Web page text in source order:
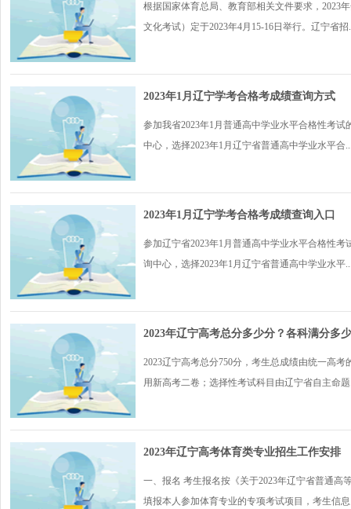
根据国家体育总局、教育部相关文件要求，2023
文化考试）定于2023年4月15-16日举行。辽宁省招
2023年1月辽宁学考合格考成绩查询方式
参加我省2023年1月普通高中学业水平合格性考
中心，选择2023年1月辽宁省普通高中学业水平合
2023年1月辽宁学考合格考成绩查询入口
参加辽宁省2023年1月普通高中学业水平合格性
询中心，选择2023年1月辽宁省普通高中学业水平
2023年辽宁高考总分多少分？各科满分多
2023辽宁高考总分750分，考生总成绩由统一高
用新高考二卷；选择性考试科目由辽宁省自主命
2023年辽宁高考体育类专业招生工作安排
一、报名 考生报名按《关于2023年辽宁省普通高
填报本人参加体育专业的专项考试项目，考生信